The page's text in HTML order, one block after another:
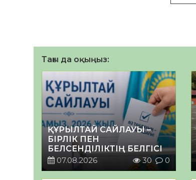
Тағы да оқыңыз:
ҚҰРЫЛТАЙ САЙЛАУЫ –
БІРЛІК ПЕН
БЕЛСЕНДІЛІКТІҢ БЕЛГІСІ
07.08.2026
30 0